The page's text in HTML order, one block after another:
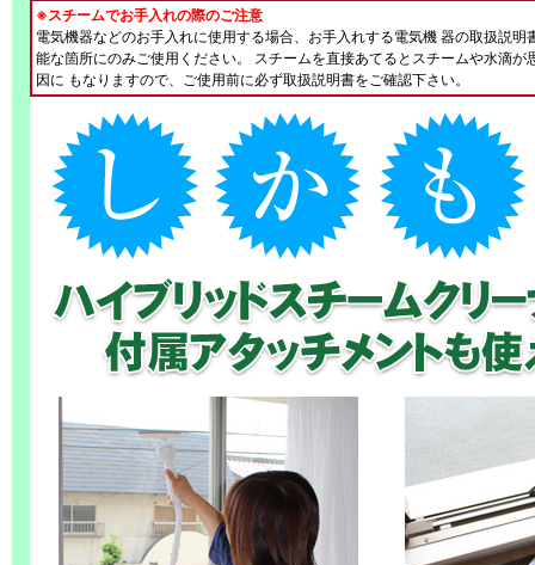
※スチームでお手入れの際のご注意
電気機器などのお手入れに使用する場合、お手入れする電気機 器の取扱説明
能な箇所にのみご使用ください。 スチームを直接あてるとスチームや水滴が
因に もなりますので、ご使用前に必ず取扱説明書をご確認下さい。